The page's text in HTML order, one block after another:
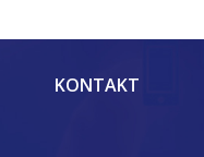
KONTAKT